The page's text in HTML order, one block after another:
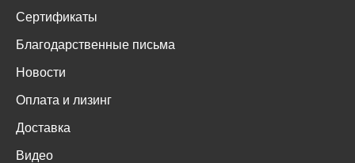
Сертификаты
Благодарственные письма
Новости
Оплата и лизинг
Доставка
Видео